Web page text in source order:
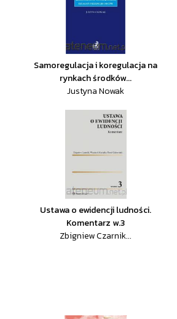
Samoregulacja i koregulacja na
rynkach środków...
Justyna Nowak
Ustawa o ewidencji ludności.
Komentarz w.3
Zbigniew Czarnik...